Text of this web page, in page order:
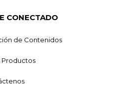
CONECTADO
de Contenidos
Productos